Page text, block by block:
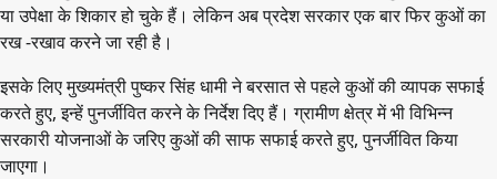
या उपेक्षा के शिकार हो चुके हैं। लेकिन अब प्रदेश सरकार एक बार फिर कुओं का
रख -रखाव करने जा रही है।
इसके लिए मुख्यमंत्री पुष्कर सिंह धामी ने बरसात से पहले कुओं की व्यापक सफाई
करते हुए, इन्हें पुनर्जीवित करने के निर्देश दिए हैं। ग्रामीण क्षेत्र में भी विभिन्न
सरकारी योजनाओं के जरिए कुओं की साफ सफाई करते हुए, पुनर्जीवित किया
जाएगा।